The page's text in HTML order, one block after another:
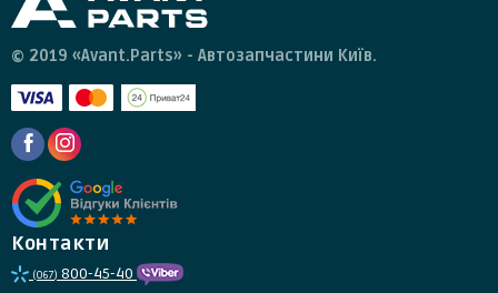
© 2019 «Avant.Parts» - Автозапчастини Київ.
Контакти
(067) 800-45-40